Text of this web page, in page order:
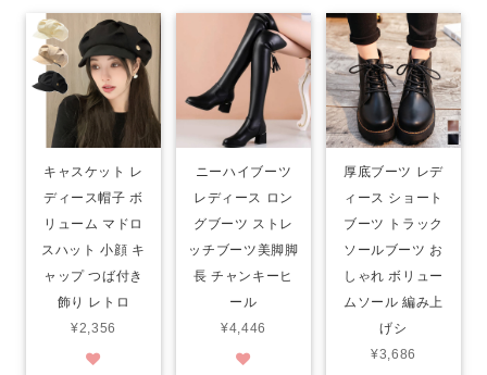
キャスケット レ
ディース帽子 ボ
リューム マドロ
スハット 小顔 キ
ャップ つば付き
飾り レトロ
¥2,356
ニーハイブーツ
レディース ロン
グブーツ ストレ
ッチブーツ美脚脚
長 チャンキーヒ
ール
¥4,446
厚底ブーツ レデ
ィース ショート
ブーツ トラック
ソールブーツ お
しゃれ ボリュー
ムソール 編み上
げシ
¥3,686